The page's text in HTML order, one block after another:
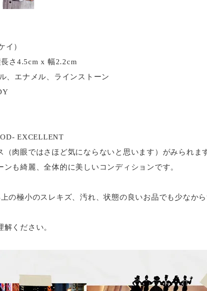
イ）
さ4.5cm x 幅2.2cm
、エナメル、ラインストーン
EXCELLENT
肉眼ではさほど気にならないと思います）がみられま
も綺麗、全体的に美しいコンディションです。
の極小のスレキズ、汚れ、状態の良いお品でも少なか
ください。